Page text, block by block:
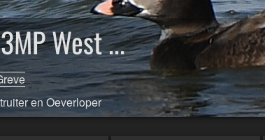
West ...
en Oeverloper